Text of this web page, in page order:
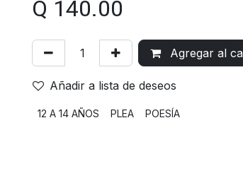
Q 140.00
Agregar al
Añadir a lista de deseos
12 A 14 AÑOS PLEA POESÍA